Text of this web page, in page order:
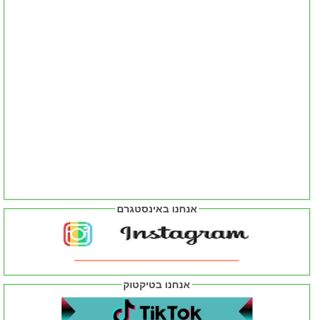
אנחנו באינסטגרם
אנחנו בטיקטוק